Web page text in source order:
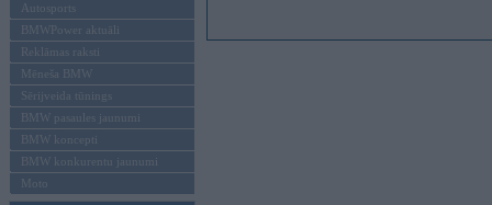
Autosports
BMWPower aktuāli
Reklāmas raksti
Mēneša BMW
Sērijveida tūnings
BMW pasaules jaunumi
BMW koncepti
BMW konkurentu jaunumi
Moto